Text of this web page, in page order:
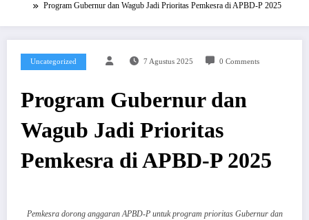
Program Gubernur dan Wagub Jadi Prioritas Pemkesra di APBD-P 2025
Uncategorized 7 Agustus 2025 0 Comments
Program Gubernur dan
Wagub Jadi Prioritas
Pemkesra di APBD-P 2025
Pemkesra dorong anggaran APBD-P untuk program prioritas Gubernur dan